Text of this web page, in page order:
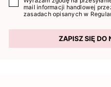
mail informacji handlowej
zasadach opisanych w
ZAPISZ SIĘ DO